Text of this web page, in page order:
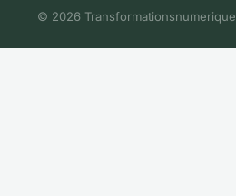
© 2026